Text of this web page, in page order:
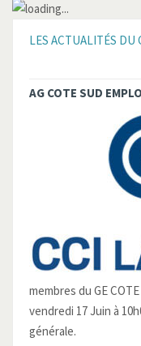
LES ACTUALITÉS DU
AG COTE SUD
membres du GE
vendredi 17 Juin à
générale.